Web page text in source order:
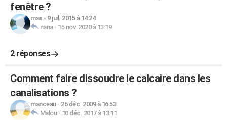
fenêtre ?
max - 9 juil. 2015 à 14:24
nana- 15 nov. 2020 à 13:19
2 réponses
Comment faire dissoudre le calcaire dans les
canalisations ?
manceau- 26 déc. 2009 à 16:53
Malou- 10 déc. 2017 à 13:11